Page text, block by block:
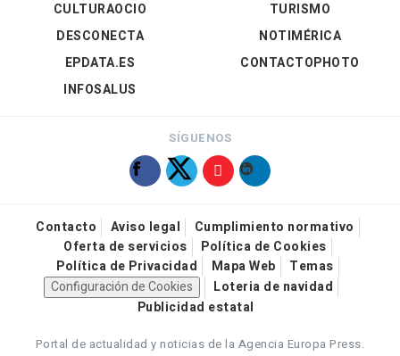
CULTURAOCIO
DESCONECTA
EPDATA.ES
INFOSALUS
TURISMO
NOTIMÉRICA
CONTACTOPHOTO
SÍGUENOS
Contacto Aviso legal
Cumplimiento normativo
Oferta de servicios
Política de Cookies
Política de Privacidad
Mapa Web
Temas
Configuración de Cookies
Loteria de navidad
Publicidad estatal
Portal de actualidad y noticias de la Agencia Europa Press.